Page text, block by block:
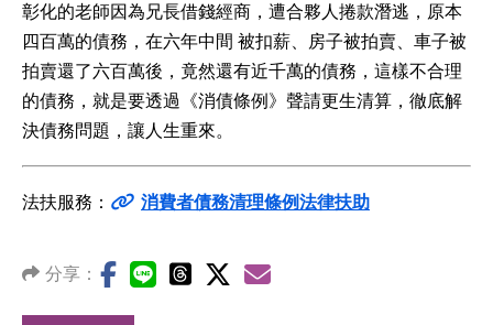
彰化的老師因為兄長借錢經商，遭合夥人捲款潛逃，原本
四百萬的債務，在六年中間 被扣薪、房子被拍賣、車子被
拍賣還了六百萬後，竟然還有近千萬的債務，這樣不合理
的債務，就是要透過《消債條例》聲請更生清算，徹底解
決債務問題，讓人生重來。
法扶服務： 消費者債務清理條例法律扶助
分享：